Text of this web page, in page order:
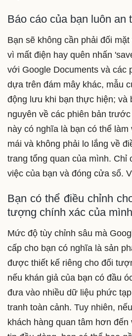
Báo cáo của bạn luôn an
Bạn sẽ không cần phải đối
vì mất điện hay quên nhấn
với Google Documents và các
dựa trên đám mây khác, mẫu
động lưu khi bạn thực hiện; và
nguyên về các phiên bản
này có nghĩa là bạn có thể làm
mái và không phải lo lắng về
trang tổng quan của mình. Chỉ
việc của bạn và đóng cửa sổ.
Bạn có thể điều chỉnh
tượng chính xác của mình
Mức độ tùy chỉnh sâu mà
cấp cho bạn có nghĩa là sản
được thiết kế riêng cho đối
nếu khán giả của bạn có đầu
đưa vào nhiều dữ liệu phức
tranh toàn cảnh. Tuy nhiên,
khách hàng quan tâm hơn đến